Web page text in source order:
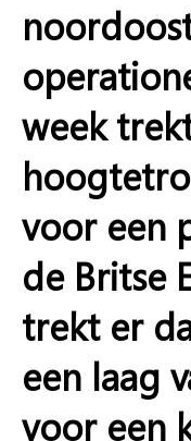
week
voor een
de Britse
trekt er
een laag
voor een